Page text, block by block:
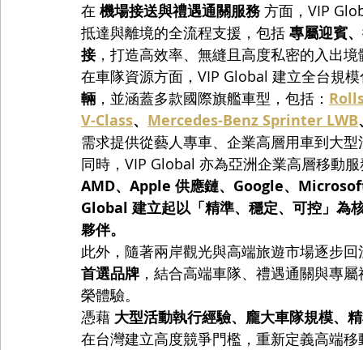
在 機場接送與禮遇通關服務 方面，VIP
抵達與離境的全流程支援，包括 專屬迎賓
接，打造高效率、無縫且高度私密的入出境
在車隊資源方面，VIP Global 建立全台規
輛 ，並涵蓋多款國際旗艦車型，包括：
V-Class、 Mercedes-Benz Sprinter LWB
需求提供從藝人專車、企業高層用車到大
同時，VIP Global 亦為亞洲企業高層移動
AMD、Apple 供應鏈、Google、
Global 建立起以「精準、穩定、可控」為
夥伴。
此外，隨著兩岸觀光與高端旅遊市場逐步
首選品牌 ，結合高端車隊、禮遇通關與專
榮體驗。
憑藉 大型活動執行經驗、龐大車隊規模、
在台灣建立高度競爭門檻，重新定義高端